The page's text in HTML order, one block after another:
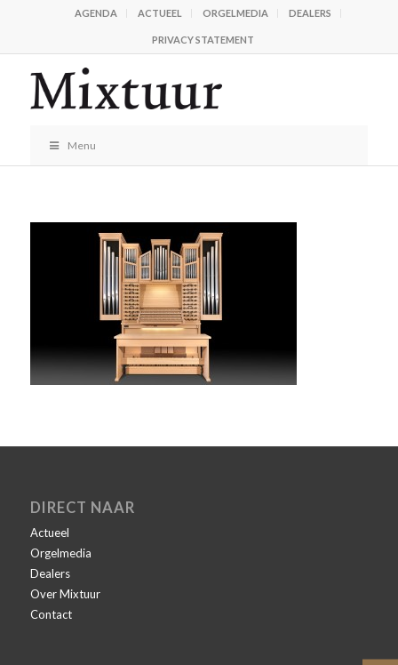
AGENDA ACTUEEL ORGELMEDIA DEALERS
PRIVACY STATEMENT
Menu
DIRECT NAAR
Actueel
Orgelmedia
Dealers
Over Mixtuur
Contact